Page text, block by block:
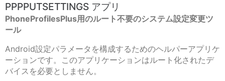
PPPPUTSETTINGS アプリ
PhoneProfilesPlus用のルート不要のシステム設定変更ツ
ール
Android設定パラメータを構成するためのヘルパーアプリケ
ーションです。このアプリケーションはルート化されたデ
バイスを必要としません。